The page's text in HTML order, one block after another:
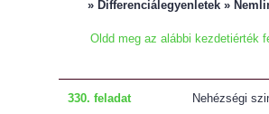
» Differenciálegyenletek »
Oldd meg az alábbi kezdetiérték
330. feladat
Nehézségi